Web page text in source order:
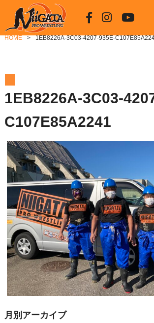
HOME 1EB8226A-3C03-4207-935E-
1EB8226A-3C03-
C107E85A2241
月別アーカイブ